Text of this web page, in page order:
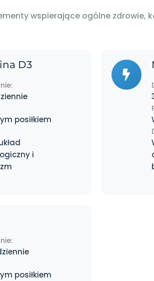
wspierające ogólne zdrowie,
D3
posiłkiem
i
posiłkiem